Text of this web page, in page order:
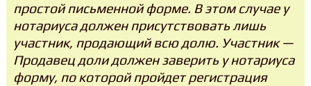
простой письменной форме. В этом случае у
нотариуса должен присутствовать лишь
участник, продающий всю долю. Участник —
Продавец доли должен заверить у нотариуса
форму, по которой пройдет регистрация